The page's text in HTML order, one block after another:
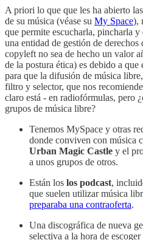
A priori lo que que les ha abierto
de su música (véase su My Space),
que permite escucharla, pincharla
una entidad de gestión de derechos
copyleft no sea de hecho un valor
de la postura ética) es debido a que
para que la difusión de música
filtro y selector, que nos
claro está - en radiofórmulas, pero
grupos de música libre?
Tenemos MySpace y otras
donde conviven con música
Urban Magic Castle y el
a unos grupos de otros.
Están los los podcast,
que suelen utilizar música
preparaba una contraoferta.
Una discográfica de nueva
selectiva a la hora de escoger